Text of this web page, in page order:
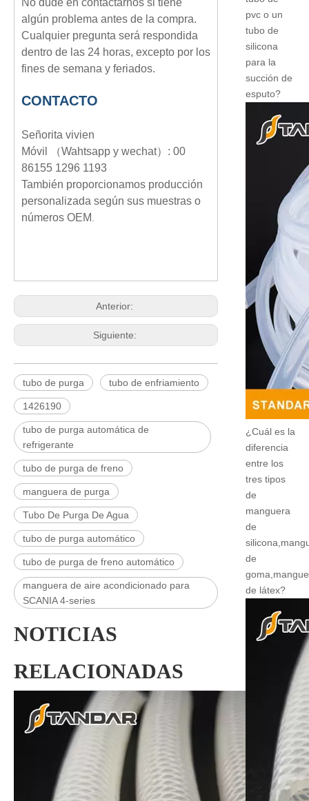
No dude en contactarnos si tiene
algún problema antes de la compra.
Cualquier pregunta será respondida
dentro de las 24 horas, excepto por los
fines de semana y feriados.
CONTACTO
Señorita vivien
Móvil （Wahtsapp y wechat）: 00
86155 1296 1193
También proporcionamos producción
personalizada según sus muestras o
números OEM
Anterior:
Siguiente:
tubo de purga tubo de enfriamiento
1426190
tubo de purga automática de
refrigerante
tubo de purga de freno
manguera de purga
Tubo De Purga De Agua
tubo de purga automático
tubo de purga de freno automático
manguera de aire acondicionado para
SCANIA 4-series
NOTICIAS
RELACIONADAS
pvc o un
tubo de
silicona
para la
succión de
esputo?
¿Cuál es la
diferencia
entre los
tres tipos
de
manguera
de
de
de látex?